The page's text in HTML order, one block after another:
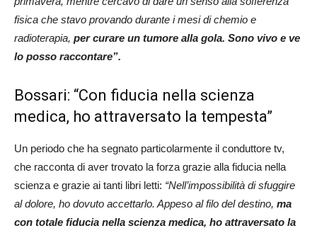
fisica che stavo provando durante i mesi di chemio e
radioterapia, per curare un tumore alla gola. Sono vivo e ve
lo posso raccontare”.
Bossari: “Con fiducia nella scienza
medica, ho attraversato la tempesta”
Un periodo che ha segnato particolarmente il conduttore tv,
che racconta di aver trovato la forza grazie alla fiducia nella
scienza e grazie ai tanti libri letti: “Nell’impossibilità di sfuggire
al dolore, ho dovuto accettarlo. Appeso al filo del destino, ma
con totale fiducia nella scienza medica, ho attraversato la